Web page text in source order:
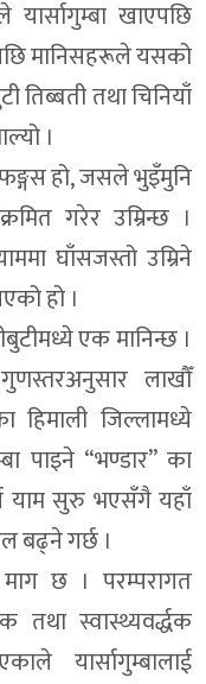
यार्सागुम्बा खाएपछि
मानिसहरूले यसको
तिब्बती तथा चिनियाँ
।
फङ्गस हो, जसले भुइँमुनि
गरेर उम्रिन्छ ।
घाँसजस्तो उम्रिने
हो ।
एक मानिन्छ ।
गुणस्तरअनुसार लाखौँ
जिल्लामध्ये
पाइने “भण्डार” का
याम सुरु भएसँगै यहाँ
बढ्ने गर्छ ।
छ । परम्परागत
तथा स्वास्थ्यवर्द्धक
यार्सागुम्बालाई